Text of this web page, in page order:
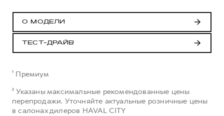
О МОДЕЛИ
ТЕСТ-ДРАЙВ
¹ Премиум
² Указаны максимальные рекомендованные цены
перепродажи. Уточняйте актуальные розничные цены
в салонах дилеров HAVAL CITY